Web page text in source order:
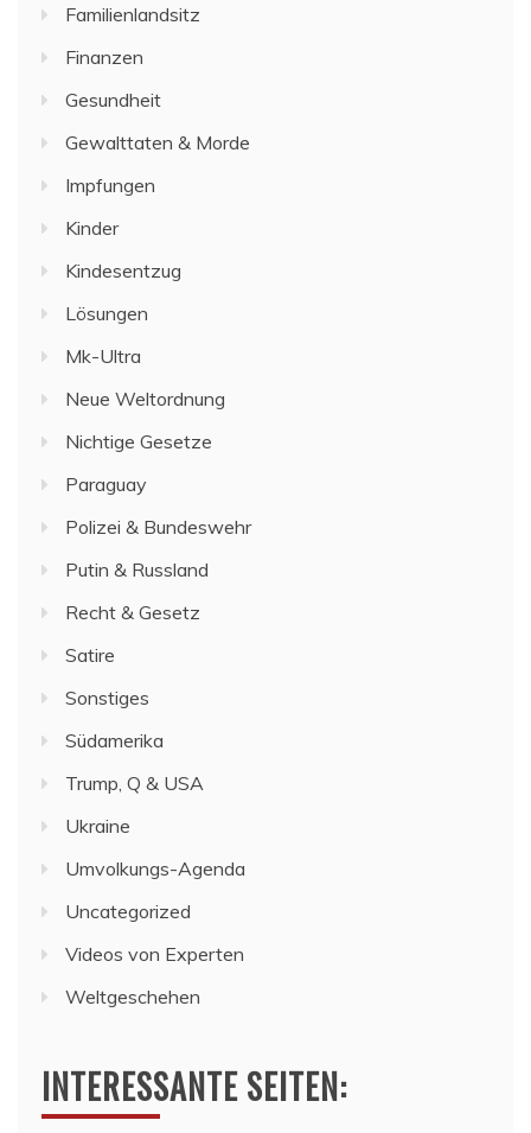
Familienlandsitz
Finanzen
Gesundheit
Gewalttaten & Morde
Impfungen
Kinder
Kindesentzug
Lösungen
Mk-Ultra
Neue Weltordnung
Nichtige Gesetze
Paraguay
Polizei & Bundeswehr
Putin & Russland
Recht & Gesetz
Satire
Sonstiges
Südamerika
Trump, Q & USA
Ukraine
Umvolkungs-Agenda
Uncategorized
Videos von Experten
Weltgeschehen
INTERESSANTE SEITEN: